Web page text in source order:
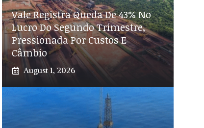
Vale Registra Queda De 43% No
Lucro Do Segundo Trimestre,
Pressionada Por Custos E
Câmbio
August 1, 2026